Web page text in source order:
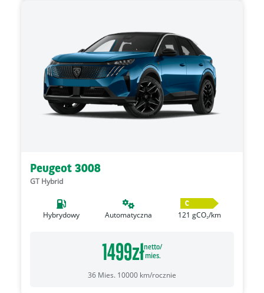
Peugeot 3008
GT Hybrid
Hybrydowy Automatyczna
C
121 gCO₂/km
1499złnetto/
mies.
36 Mies. 10000 km/rocznie